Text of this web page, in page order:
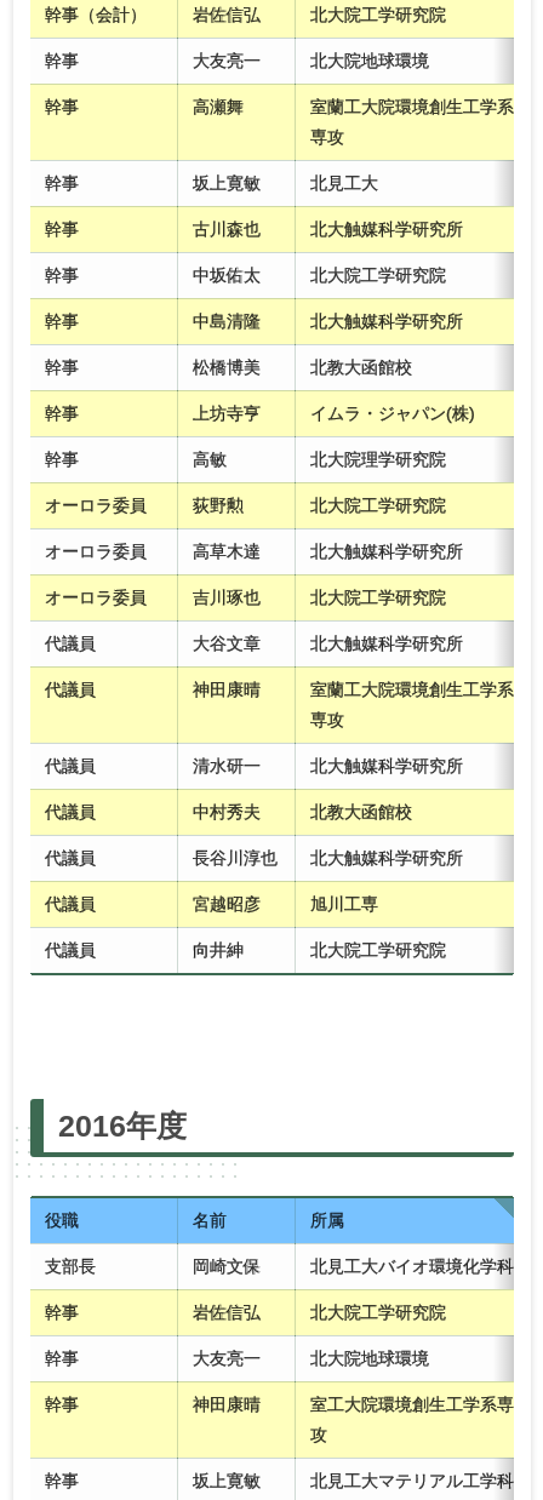
幹事（会計） 岩佐信弘 北大院工学研究院
幹事 大友亮一 北大院地球環境
幹事 高瀬舞
室蘭工大院環境創生工学系
専攻
幹事 坂上寛敏 北見工大
幹事 古川森也 北大触媒科学研究所
幹事 中坂佑太 北大院工学研究院
幹事 中島清隆 北大触媒科学研究所
幹事 松橋博美 北教大函館校
幹事 上坊寺亨 イムラ・ジャパン(株)
幹事 高敏 北大院理学研究院
オーロラ委員 荻野勲 北大院工学研究院
オーロラ委員 高草木達 北大触媒科学研究所
オーロラ委員 吉川琢也 北大院工学研究院
代議員 大谷文章 北大触媒科学研究所
代議員 神田康晴
室蘭工大院環境創生工学系
専攻
代議員 清水研一 北大触媒科学研究所
代議員 中村秀夫 北教大函館校
代議員 長谷川淳也 北大触媒科学研究所
代議員 宮越昭彦 旭川工専
代議員 向井紳 北大院工学研究院
2021年度 2020年度
2017年度 2016年度 2015年度
2013年度 2012年度 2010年度
2016年度
役職 名前 所属
支部長 岡崎文保 北見工大バイオ環境化学科
幹事 岩佐信弘 北大院工学研究院
幹事 大友亮一 北大院地球環境
幹事 神田康晴
室工大院環境創生工学系専
攻
幹事 坂上寛敏 北見工大マテリアル工学科